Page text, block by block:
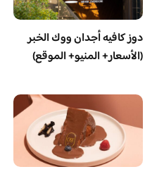
دوز كافيه أجدان ووك الخبر
(الأسعار+ المنيو+ الموقع)